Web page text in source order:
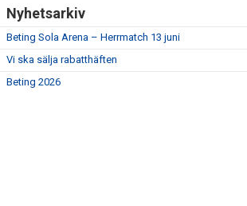
Nyhetsarkiv
Beting Sola Arena – Herrmatch 13 juni
Vi ska sälja rabatthäften
Beting 2026